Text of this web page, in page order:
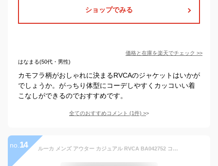
ショップでみる
価格と在庫を楽天でチェック >>
はなまる(50代・男性)
カモフラ柄がおしゃれに決まるRVCAのジャケットはいかが
でしょうか。がっちり体型にコーデしやすくカッコいい着
こなしができるのでおすすめです。
全てのおすすめコメント (1件) >
no. 14 ルーカ メンズ アウター カジュアル RVCA BA042752 コーデュロイカバーオールジャケット CHAINMAIL CHORE CAMO | サーフ